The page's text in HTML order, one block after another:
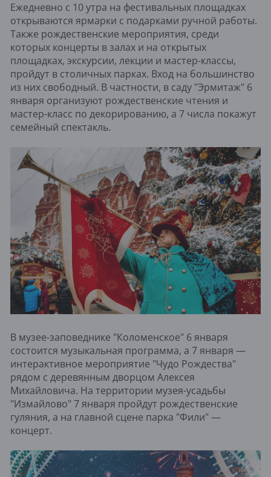
Ежедневно с 10 утра на фестивальных площадках
открываются ярмарки с подарками ручной работы.
Также рождественские мероприятия, среди
которых концерты в залах и на открытых
площадках, экскурсии, лекции и мастер-классы,
пройдут в столичных парках. Вход на большинство
из них свободный. В частности, в саду "Эрмитаж" 6
января организуют рождественские чтения и
мастер-класс по декорированию, а 7 числа покажут
семейный спектакль.
В музее-заповеднике "Коломенское" 6 января
состоится музыкальная программа, а 7 января —
интерактивное мероприятие "Чудо Рождества"
рядом с деревянным дворцом Алексея
Михайловича. На территории музея-усадьбы
"Измайлово" 7 января пройдут рождественские
гуляния, а на главной сцене парка "Фили" —
концерт.